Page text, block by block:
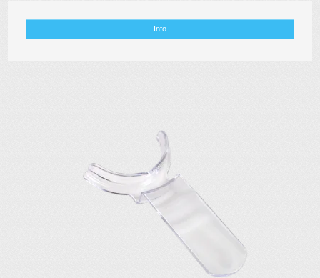
Info